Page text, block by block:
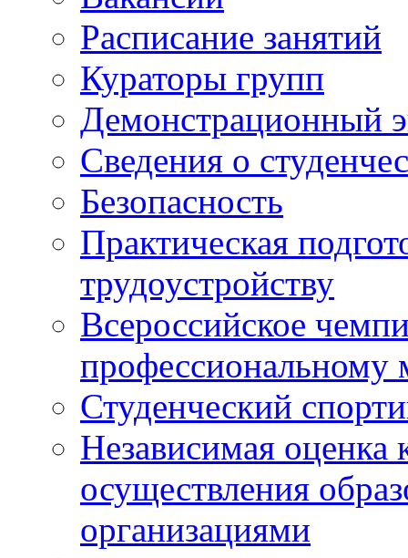
Расписание занятий
Кураторы групп
Демонстрационный
Сведения о
Безопасность
Практическая
трудоустройству
Всероссийское
профессиональному
Студенческий
Независимая оценка
осуществления
организациями